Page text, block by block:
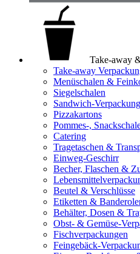
Take-away
Take-away
Menüschalen &
Siegelschalen
Sandwich-
Pizzakartons
Pommes-,
Catering
Tragetaschen &
Einweg-Geschirr
Becher, Flaschen &
Beutel & Verschlüsse
Etiketten &
Behälter, Dosen &
Obst- & Gemüse-
Fischverpackungen
Feingebäck-